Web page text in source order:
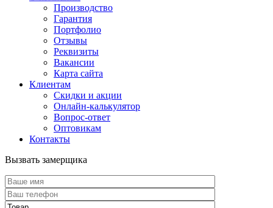
Производство
Гарантия
Портфолио
Отзывы
Реквизиты
Вакансии
Карта сайта
Клиентам
Скидки и акции
Онлайн-калькулятор
Вопрос-ответ
Оптовикам
Контакты
Вызвать замерщика